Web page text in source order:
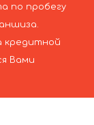
по пробегу
кредитной
Вами